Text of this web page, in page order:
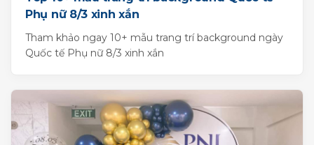
Phụ nữ 8/3 xinh xắn
Tham khảo ngay 10+ mẫu trang trí background ngày
Quốc tế Phụ nữ 8/3 xinh xắn